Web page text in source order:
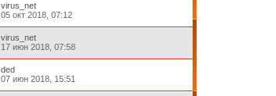
virus_net
05 окт 2018, 07:12
virus_net
17 июн 2018, 07:58
ded
07 июн 2018, 15:51